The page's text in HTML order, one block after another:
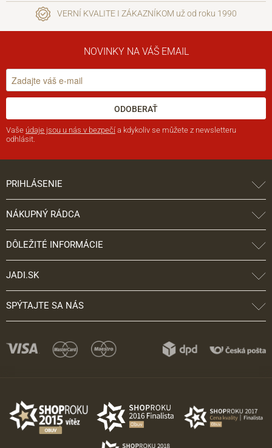
VERNÍ KVALITE I ZÁKAZNÍKOM už od roku 1990
NOVINKY NA VÁŠ EMAIL
ODOBERAŤ
Vaše údaje jsou u nás v bezpečí a kdykoliv se můžete z newsletteru
odhlásit.
PRIHLÁSENIE
NÁKUPNÝ RÁDCA
DÔLEŽITÉ INFORMÁCIE
JADI.SK
SPÝTAJTE SA NÁS